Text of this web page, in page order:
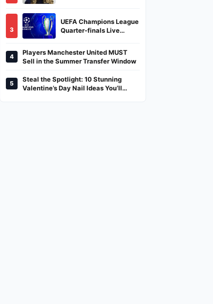
3
UEFA Champions League
Quarter-finals Live
And Where To Watch
4
Players Manchester United MUST
Sell in the Summer Transfer Window
5
Steal the Spotlight: 10 Stunning
Valentine’s Day Nail Ideas You’ll